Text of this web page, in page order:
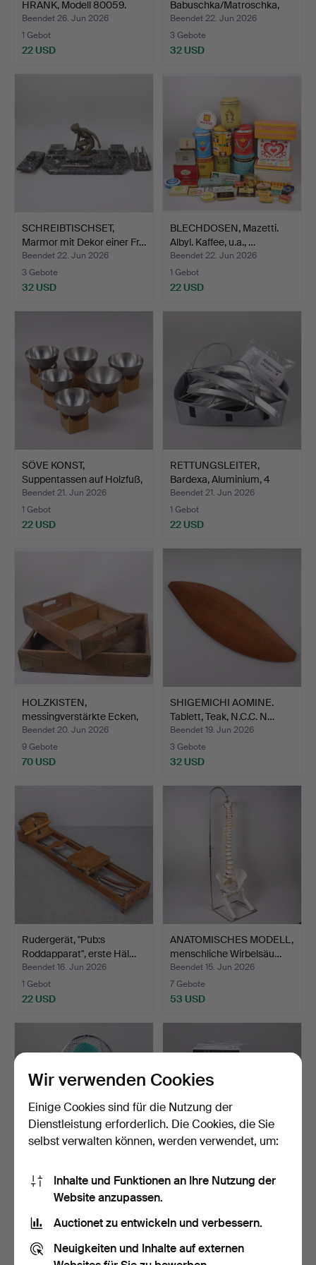
HRANK, Modell 80059.
Beendet 26. Jun 2026
1 Gebot
22 USD
Babuschka/Matroschka,
Ho…
Beendet 22. Jun 2026
3 Gebote
32 USD
SCHREIBTISCHSET,
Marmor mit Dekor einer Fr…
Beendet 22. Jun 2026
3 Gebote
32 USD
BLECHDOSEN, Mazetti.
Albyl. Kaffee, u.a., …
Beendet 22. Jun 2026
1 Gebot
22 USD
SÖVE KONST,
Suppentassen auf Holzfuß,
6 St…
Beendet 21. Jun 2026
1 Gebot
22 USD
RETTUNGSLEITER,
Bardexa, Aluminium, 4
Mete…
Beendet 21. Jun 2026
1 Gebot
22 USD
HOLZKISTEN,
messingverstärkte Ecken,
19./2…
Beendet 20. Jun 2026
9 Gebote
70 USD
SHIGEMICHI AOMINE.
Tablett, Teak, N.C.C. N…
Beendet 19. Jun 2026
3 Gebote
32 USD
Rudergerät, "Pub:s
Roddapparat", erste Häl…
Beendet 16. Jun 2026
1 Gebot
22 USD
ANATOMISCHES MODELL,
menschliche Wirbelsäu…
Beendet 15. Jun 2026
7 Gebote
53 USD
TISCHVENTILATOR,
Philips, 1980er Jahre.
Beendet 15. Jun 2026
29 Gebote
KLIMAANLAGE, AC, Rusta.
1 Gebot
Wir verwenden Cookies
Einige Cookies sind für die Nutzung der
Dienstleistung erforderlich. Die Cookies, die Sie
selbst verwalten können, werden verwendet, um:
Inhalte und Funktionen an Ihre Nutzung der
Website anzupassen.
Auctionet zu entwickeln und verbessern.
Neuigkeiten und Inhalte auf externen